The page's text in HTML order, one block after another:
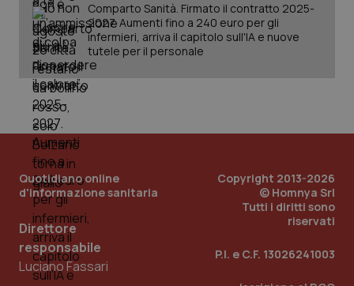
Comparto Sanità. Firmato il contratto 2025-
2027. Aumenti fino a 240 euro per gli
infermieri, arriva il capitolo sull'IA e nuove
tutele per il personale
Quotidiano online
d'informazione sanitaria
Direttore
responsabile
Luciano Fassari
Copyright 2013-2026
© Homnya Srl
Tutti i diritti sono
riservati
P.I. e C.F. 13026241003
_ga_KM60CM4NPH .quotidianosanita.it
1
mese